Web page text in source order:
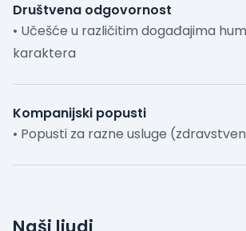
Društvena odgovornost
• Učešće u različitim događajima
karaktera
Kompanijski popusti
• Popusti za razne usluge